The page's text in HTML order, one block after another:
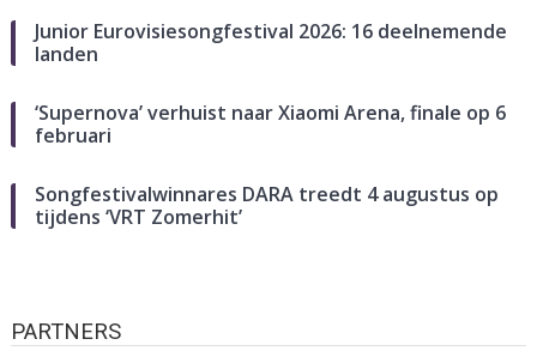
Junior Eurovisiesongfestival 2026: 16 deelnemende
landen
‘Supernova’ verhuist naar Xiaomi Arena, finale op 6
februari
Songfestivalwinnares DARA treedt 4 augustus op
tijdens ‘VRT Zomerhit’
PARTNERS